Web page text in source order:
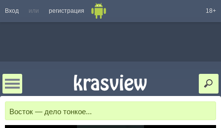
Вход или регистрация 18+
Восток — дело тонкое...